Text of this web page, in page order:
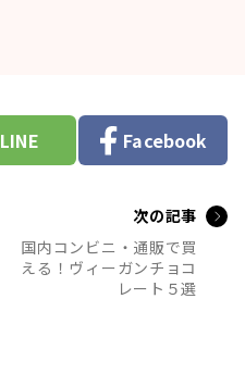
LINE Facebook
次の記事
国内コンビニ・通販で買
える！ヴィーガンチョコ
レート５選